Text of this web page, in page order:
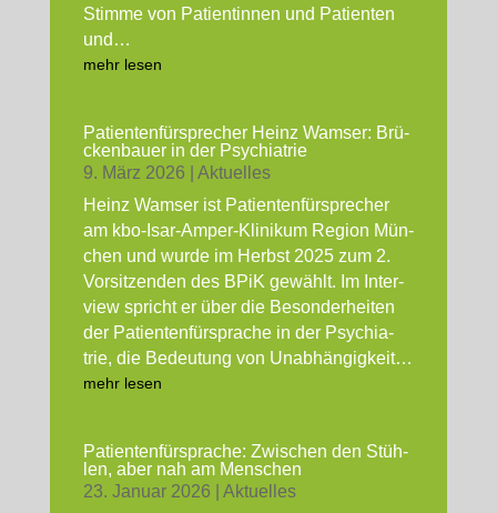
Stim­me von Pati­en­tin­nen und Pati­en­ten
und…
mehr lesen
Pati­en­ten­für­spre­cher Heinz Wam­ser: Brü­
cken­bau­er in der Psych­ia­trie
9. März 2026
Aktu­el­les
Heinz Wam­ser ist Pati­en­ten­für­spre­cher
am kbo-Isar-Amper-Kli­ni­kum Regi­on Mün­
chen und wur­de im Herbst 2025 zum 2.
Vor­sit­zen­den des BPiK gewählt. Im Inter­
view spricht er über die Beson­der­hei­ten
der Pati­en­ten­für­spra­che in der Psych­ia­
trie, die Bedeu­tung von Unab­hän­gig­keit…
mehr lesen
Pati­en­ten­für­spra­che: Zwi­schen den Stüh­
len, aber nah am Men­schen
23. Janu­ar 2026
Aktu­el­les